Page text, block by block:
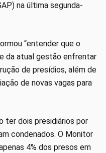
na última segunda-
“entender que o
da atual gestão enfrentar
de presídios, além de
de novas vagas para
ter dois presidiários por
condenados. O Monitor
4% dos presos em